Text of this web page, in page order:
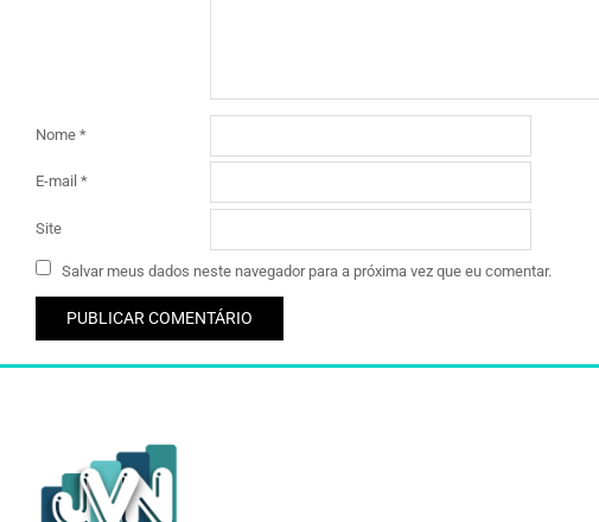
Nome *
E-mail *
Site
Salvar meus dados neste navegador para a próxima vez que eu comentar.